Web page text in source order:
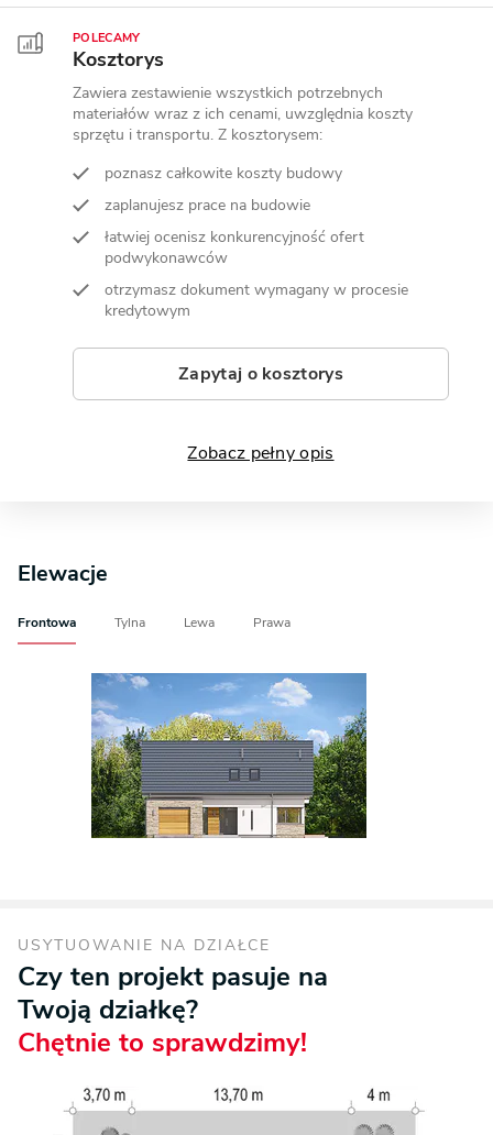
POLECAMY
Kosztorys
Zawiera zestawienie wszystkich potrzebnych
materiałów wraz z ich cenami, uwzględnia koszty
sprzętu i transportu. Z kosztorysem:
poznasz całkowite koszty budowy
zaplanujesz prace na budowie
łatwiej ocenisz konkurencyjność ofert
podwykonawców
otrzymasz dokument wymagany w procesie
kredytowym
Zapytaj o kosztorys
Zobacz pełny opis
Elewacje
Frontowa Tylna Lewa Prawa
USYTUOWANIE NA DZIAŁCE
Czy ten projekt pasuje na
Twoją działkę?
Chętnie to sprawdzimy!